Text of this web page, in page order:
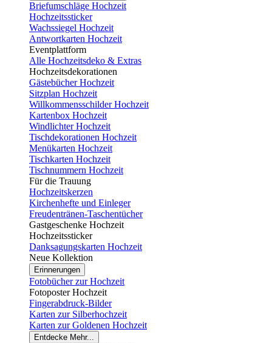
Briefumschläge Hochzeit
Hochzeitssticker
Wachssiegel Hochzeit
Antwortkarten Hochzeit
Eventplattform
Alle Hochzeitsdeko & Extras
Hochzeitsdekorationen
Gästebücher Hochzeit
Sitzplan Hochzeit
Willkommensschilder Hochzeit
Kartenbox Hochzeit
Windlichter Hochzeit
Tischdekorationen Hochzeit
Menükarten Hochzeit
Tischkarten Hochzeit
Tischnummern Hochzeit
Für die Trauung
Hochzeitskerzen
Kirchenhefte und Einleger
Freudentränen-Taschentücher
Gastgeschenke Hochzeit
Hochzeitssticker
Danksagungskarten Hochzeit
Neue Kollektion
Erinnerungen
Fotobücher zur Hochzeit
Fotoposter Hochzeit
Fingerabdruck-Bilder
Karten zur Silberhochzeit
Karten zur Goldenen Hochzeit
Entdecke Mehr...